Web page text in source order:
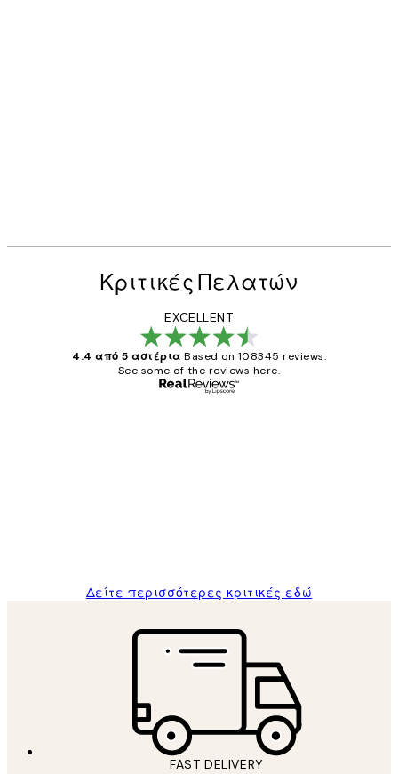
Κριτικές Πελατών
EXCELLENT
4.4 από 5 αστέρια Based on 108345 reviews.
See some of the reviews here.
Δείτε περισσότερες κριτικές εδώ
FAST DELIVERY